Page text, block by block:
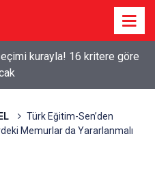
kurayla! 16 kritere göre
Türk Eğitim-Sen’den
Memurlar da Yararlanmalı